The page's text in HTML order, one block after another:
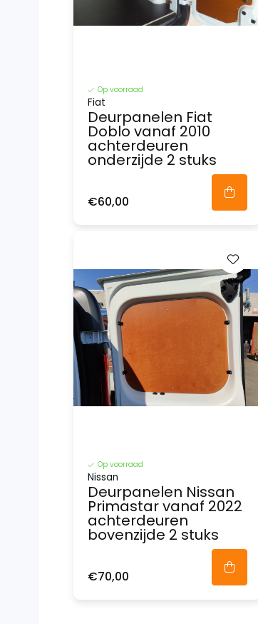
Op voorraad
Fiat
Deurpanelen Fiat
Doblo vanaf 2010
achterdeuren
onderzijde 2 stuks
€60,00
Op voorraad
Nissan
Deurpanelen Nissan
Primastar vanaf 2022
achterdeuren
bovenzijde 2 stuks
€70,00